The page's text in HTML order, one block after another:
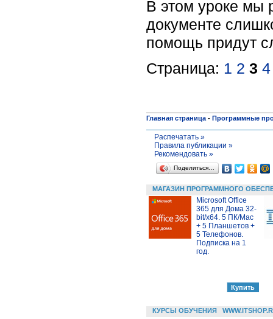
В этом уроке мы
документе
помощь придут
Страница: 1 2 3 4
Главная страница - Программные
Распечатать »
Правила публикации »
Рекомендовать »
Поделиться…
МАГАЗИН ПРОГРАММНОГО
Microsoft Office
365 для Дома 32-
bit/x64. 5 ПК/Mac
+ 5 Планшетов +
5 Телефонов.
Подписка на 1
год.
КУРСЫ ОБУЧЕНИЯ